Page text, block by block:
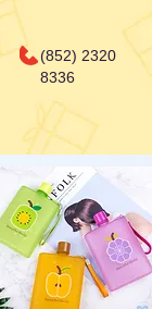
(852) 2320
8336